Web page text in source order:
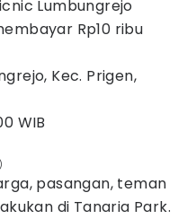
Lumbungrejo
Rp10 ribu
Kec. Prigen,
WIB
pasangan, teman
di Tanaria Park.